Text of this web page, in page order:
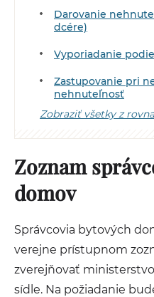
Darovanie
dcére)
Vyporiadanie
Zastupovanie pri
nehnuteľnosť
Zobraziť všetky z
Zoznam
domov
Správcovia bytových
verejne prístupnom
zverejňovať
sídle. Na požiadanie